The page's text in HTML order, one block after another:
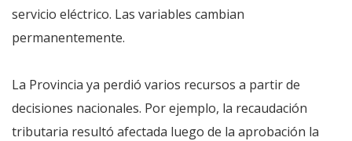
servicio eléctrico. Las variables cambian
permanentemente.
La Provincia ya perdió varios recursos a partir de
decisiones nacionales. Por ejemplo, la recaudación
tributaria resultó afectada luego de la aprobación la